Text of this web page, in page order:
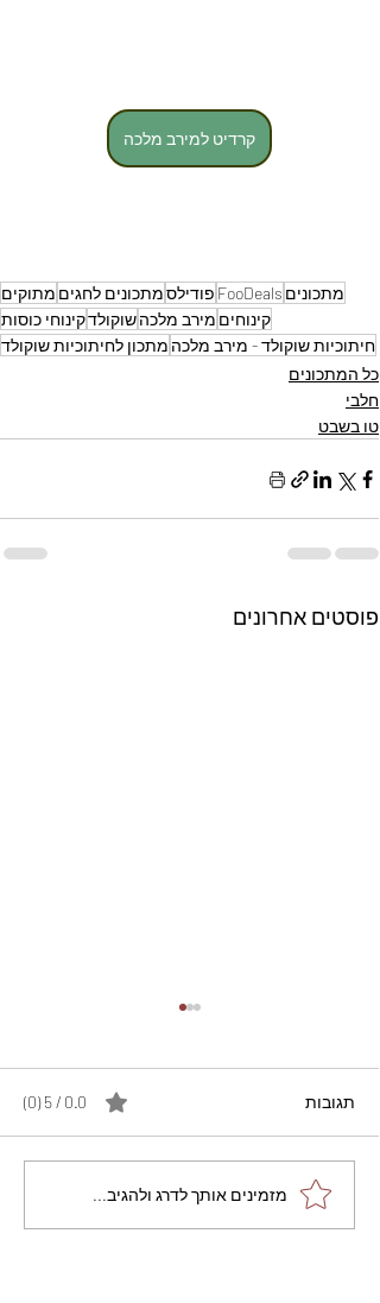
קרדיט למירב מלכה
מתכונים FooDeals פודילסמתכונים לחגים מתוקים
קינוחים מירב מלכהשוקולדקינוחי כוסות
חיתוכיות שוקולד - מירב מלכה מתכון לחיתוכיות שוקולד
כל המתכונים
חלבי
טו בשבט
פוסטים אחרונים
מתכון מנצח עוגת מייפל
שוקולד בחושה וקלה - זיוה
תגובות 0.0 / 5 ‏(0)
מזמינים אותך לדרג ולהגיב...